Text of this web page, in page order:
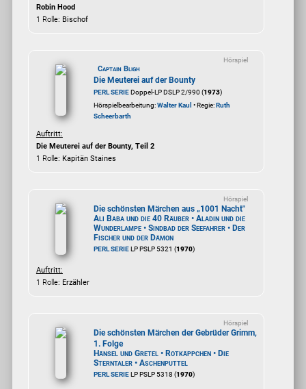
Robin Hood
1 Rolle: Bischof
Hörspiel
Captain Bligh
Die Meuterei auf der Bounty
PERL SERIEDoppel-LP DSLP 2/990 (1973)
Hörspielbearbeitung:Walter Kaul • Regie:Ruth
Scheerbarth
Auftritt:
Die Meuterei auf der Bounty, Teil 2
1 Rolle: Kapitän Staines
Hörspiel
Die schönsten Märchen aus „1001 Nacht"
Ali Baba und die 40 Räuber • Aladin und die
Wunderlampe • Sindbad der Seefahrer • Der
Fischer und der Dämon
PERL SERIELP PSLP 5321 (1970)
Auftritt:
1 Rolle: Erzähler
Hörspiel
Die schönsten Märchen der Gebrüder Grimm,
1. Folge
Hänsel und Gretel • Rotkäppchen • Die
Sterntaler • Aschenputtel
PERL SERIELP PSLP 5318 (1970)